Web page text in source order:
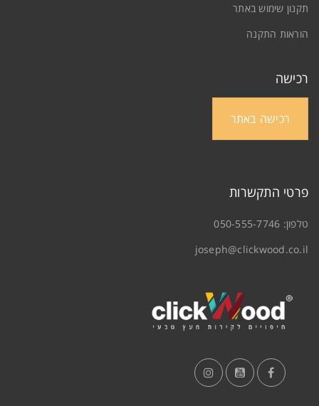
תקנון שימוש באתר
הוראות התקנה
רכישה
רכישה באתר
פרטי התקשרות
טלפון: 050-555-7746
joseph@clickwood.co.il